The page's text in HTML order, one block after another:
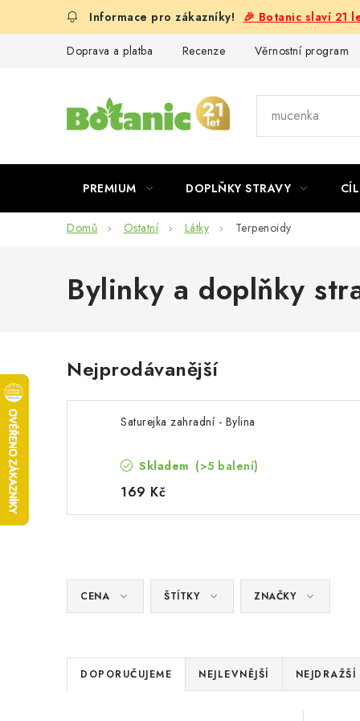
🎉 Botanic slaví 21
Doprava a platba Recenze Věrnostní program
PREMIUM DOPLŇKY STRAVY
Domů Ostatní Látky Terpenoidy
Bylinky a doplňky
Nejprodávanější
Saturejka zahradní - Bylina
Skladem (>5 balení)
169 Kč
CENA ŠTÍTKY ZNAČKY
Ř
a
DOPORUČUJEME NEJLEVNĚJŠÍ NEJDRAŽŠÍ